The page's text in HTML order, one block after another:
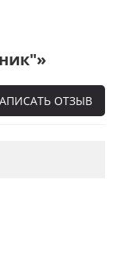
ОТЗЫВ